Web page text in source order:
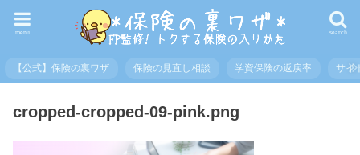
search
menu
【公式】保険の裏ワザ 保険の見直し相談 学資保険の返戻率 サイ
cropped-cropped-09-pink.png